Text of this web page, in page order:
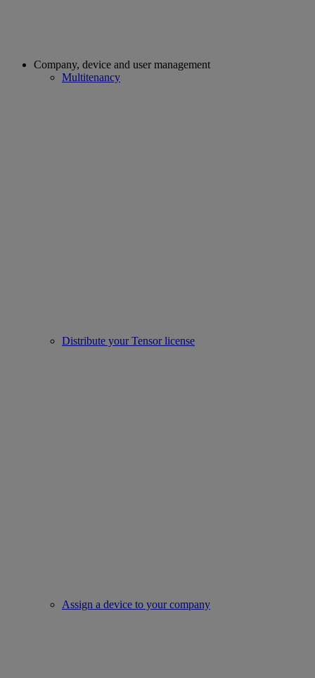
Company, device and user management
Multitenancy
Distribute your Tensor license
Assign a device to your company